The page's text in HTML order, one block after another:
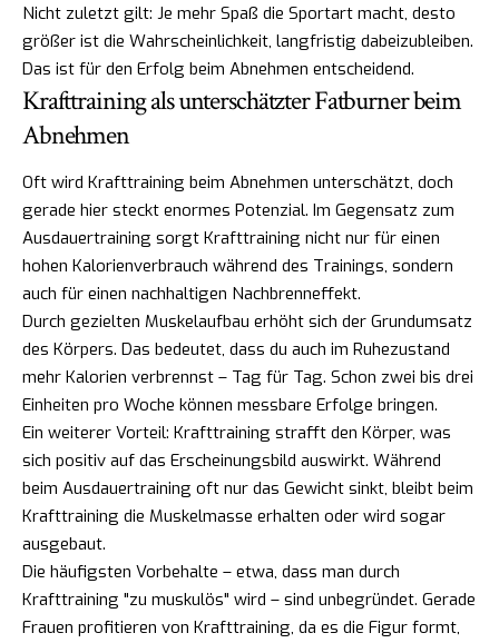
Nicht zuletzt gilt: Je mehr Spaß die Sportart macht, desto
größer ist die Wahrscheinlichkeit, langfristig dabeizubleiben.
Das ist für den Erfolg beim Abnehmen entscheidend.
Krafttraining als unterschätzter Fatburner beim
Abnehmen
Oft wird Krafttraining beim Abnehmen unterschätzt, doch
gerade hier steckt enormes Potenzial. Im Gegensatz zum
Ausdauertraining sorgt Krafttraining nicht nur für einen
hohen Kalorienverbrauch während des Trainings, sondern
auch für einen nachhaltigen Nachbrenneffekt.
Durch gezielten Muskelaufbau erhöht sich der Grundumsatz
des Körpers. Das bedeutet, dass du auch im Ruhezustand
mehr Kalorien verbrennst – Tag für Tag. Schon zwei bis drei
Einheiten pro Woche können messbare Erfolge bringen.
Ein weiterer Vorteil: Krafttraining strafft den Körper, was
sich positiv auf das Erscheinungsbild auswirkt. Während
beim Ausdauertraining oft nur das Gewicht sinkt, bleibt beim
Krafttraining die Muskelmasse erhalten oder wird sogar
ausgebaut.
Die häufigsten Vorbehalte – etwa, dass man durch
Krafttraining "zu muskulös" wird – sind unbegründet. Gerade
Frauen profitieren von Krafttraining, da es die Figur formt,